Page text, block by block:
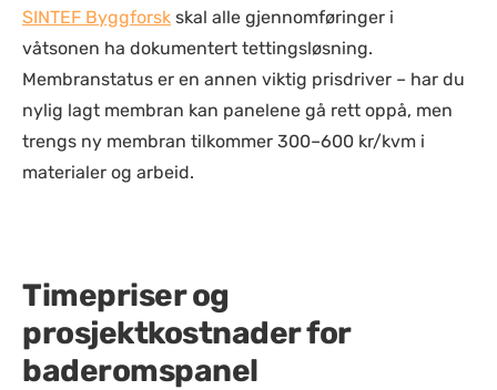
SINTEF Byggforsk skal alle gjennomføringer i
våtsonen ha dokumentert tettingsløsning.
Membranstatus er en annen viktig prisdriver – har du
nylig lagt membran kan panelene gå rett oppå, men
trengs ny membran tilkommer 300–600 kr/kvm i
materialer og arbeid.
Timepriser og
prosjektkostnader for
baderomspanel